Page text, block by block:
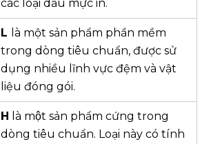
các loại dấu mực in.
L là một sản phẩm phần mềm
trong dòng tiêu chuẩn, được sử
dụng nhiều lĩnh vực đệm và vật
liệu đóng gói.
H là một sản phẩm cứng trong
dòng tiêu chuẩn. Loại này có tính